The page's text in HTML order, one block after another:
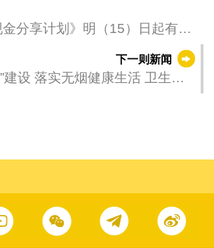
金分享计划》明（15）日起有序
下一则新闻
活 卫生局